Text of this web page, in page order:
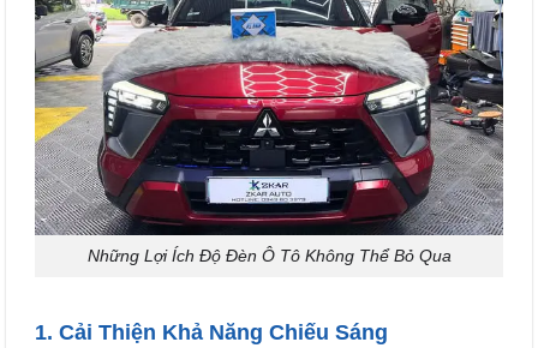
Những Lợi Ích Độ Đèn Ô Tô Không Thể Bỏ Qua
1. Cải Thiện Khả Năng Chiếu Sáng